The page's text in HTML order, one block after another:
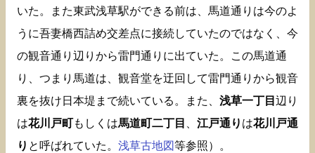
いた。また東武浅草駅ができる前は、馬道通りは今のよ
うに吾妻橋西詰め交差点に接続していたのではなく、今
の観音通り辺りから雷門通りに出ていた。この馬道通
り、つまり馬道は、観音堂を迂回して雷門通りから観音
裏を抜け日本堤まで続いている。また、 浅草一丁目 辺り
は花川戸町もしくは馬道町二丁目 江戸通り は花川戸通
り と呼ばれていた。 浅草古地図等参照）。